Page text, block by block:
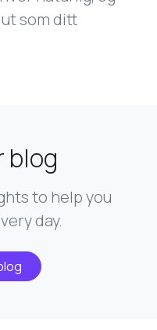
som ditt
blog
to help you
day.